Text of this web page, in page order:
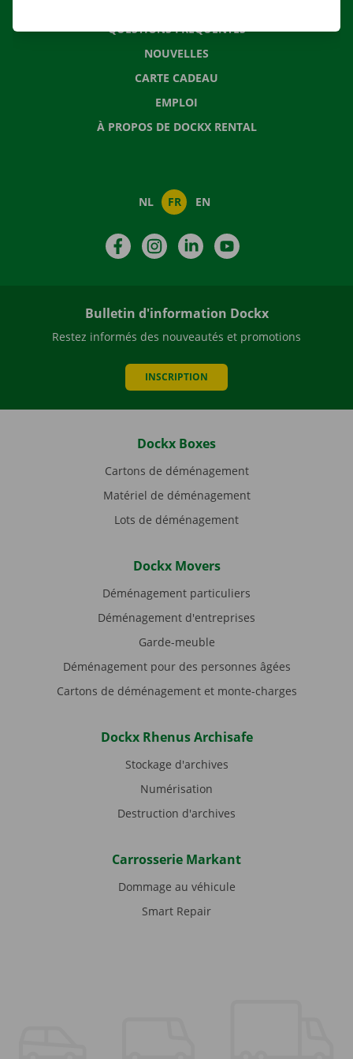
QUESTIONS FRÉQUENTES
NOUVELLES
CARTE CADEAU
EMPLOI
À PROPOS DE DOCKX RENTAL
NL FR EN
FacebookInstagramLinkedIn
Bulletin d'information Dockx
Restez informés des nouveautés et promotions
INSCRIPTION
Dockx Boxes
Cartons de déménagement
Matériel de déménagement
Lots de déménagement
Dockx Movers
Déménagement particuliers
Déménagement d'entreprises
Garde-meuble
Déménagement pour des personnes âgées
Cartons de déménagement et monte-charges
Dockx Rhenus Archisafe
Stockage d'archives
Numérisation
Destruction d'archives
Carrosserie Markant
Dommage au véhicule
Smart Repair